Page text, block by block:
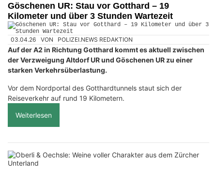
Göschenen UR: Stau vor Gotthard – 19
Kilometer und über 3 Stunden Wartezeit
03.04.26 VON POLIZEI.NEWS REDAKTION
Auf der A2 in Richtung Gotthard kommt es aktuell zwischen
der Verzweigung Altdorf UR und Göschenen UR zu einer
starken Verkehrsüberlastung.
Vor dem Nordportal des Gotthardtunnels staut sich der
Reiseverkehr auf rund 19 Kilometern.
Weiterlesen